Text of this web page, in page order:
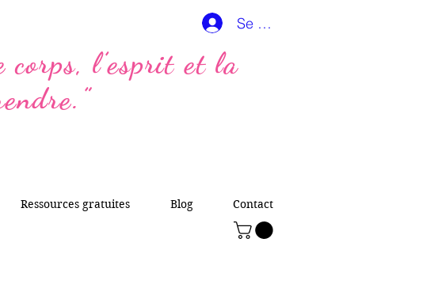
corps, l’esprit et la
Se connecter
Ressources gratuites Blog Contact